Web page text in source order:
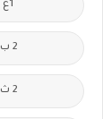
1ع ترم 1
2 ب ترم 2
2 ث ترم 2